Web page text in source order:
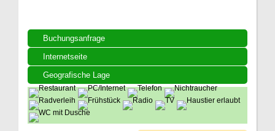
Buchungsanfrage
Internetseite
Geografische Lage